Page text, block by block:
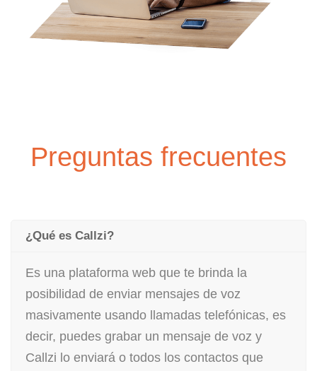
Preguntas frecuentes
¿Qué es Callzi?
Es una plataforma web que te brinda la
posibilidad de enviar mensajes de voz
masivamente usando llamadas telefónicas, es
decir, puedes grabar un mensaje de voz y
Callzi lo enviará o todos los contactos que